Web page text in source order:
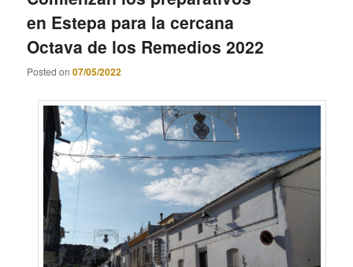
en Estepa para la cercana
Octava de los Remedios 2022
Posted on07/05/2022